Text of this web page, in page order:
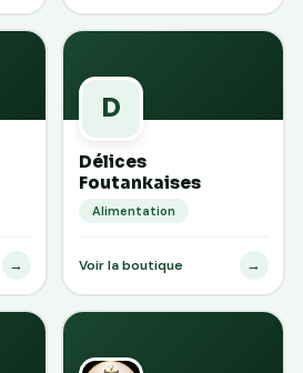
→
D
Délices
Foutankaises
Alimentation
Voir la boutique →